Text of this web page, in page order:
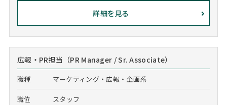
詳細を見る
広報・PR担当（PR Manager / Sr. Associate）
職種 マーケティング・広報・企画系
職位 スタッフ